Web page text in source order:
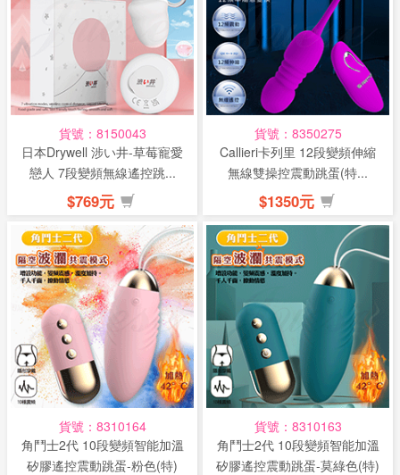
貨號：8150043
日本Drywell 涉い井-草莓寵愛
戀人 7段變頻無線遙控跳...
$769元
貨號：8350275
Callieri卡列里 12段變頻伸縮
無線雙操控震動跳蛋(特...
$1350元
貨號：8310164
角鬥士2代 10段變頻智能加溫
矽膠遙控震動跳蛋-粉色(特)
貨號：8310163
角鬥士2代 10段變頻智能加溫
矽膠遙控震動跳蛋-莫綠色(特)